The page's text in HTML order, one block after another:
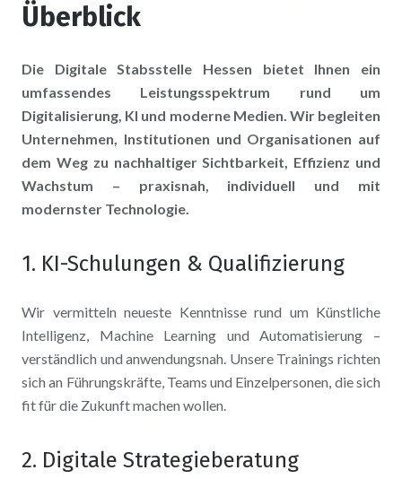
Überblick
Die Digitale Stabsstelle Hessen bietet Ihnen ein
umfassendes Leistungsspektrum rund um
Digitalisierung, KI und moderne Medien. Wir begleiten
Unternehmen, Institutionen und Organisationen auf
dem Weg zu nachhaltiger Sichtbarkeit, Effizienz und
Wachstum – praxisnah, individuell und mit
modernster Technologie.
1. KI-Schulungen & Qualifizierung
Wir vermitteln neueste Kenntnisse rund um Künstliche
Intelligenz, Machine Learning und Automatisierung –
verständlich und anwendungsnah. Unsere Trainings richten
sich an Führungskräfte, Teams und Einzelpersonen, die sich
fit für die Zukunft machen wollen.
2. Digitale Strategieberatung